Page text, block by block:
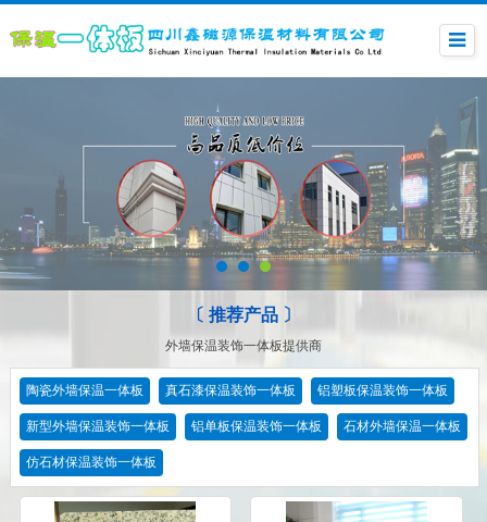
〔 推荐产品 〕
外墙保温装饰一体板提供商
陶瓷外墙保温一体板 真石漆保温装饰一体板 铝塑板保温装饰一体板
新型外墙保温装饰一体板 铝单板保温装饰一体板 石材外墙保温一体板
仿石材保温装饰一体板